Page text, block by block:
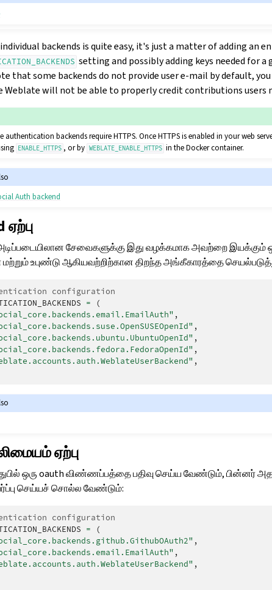
backends is quite easy, it's just a matter of adding an
setting and possibly adding keys needed for
that some backends do not provide user e-mail by default,
Weblate will not be able to properly credit contributions users
authentication backends require HTTPS. Once HTTPS is enabled in your web
ENABLE_HTTPS , or by WEBLATE_ENABLE_HTTPS in the Docker container.
Auth backend
சேவைகளுக்கு இது வழக்கமாக அவற்றை இயக்கும் ஒரு
உபுண்டு ஆகியவற்றிற்கான திறந்த அங்கீகாரத்தை
configuration
=
(
,
,
,
,
,
ஏற்பு
ஒரு oauth விண்ணப்பத்தை பதிவு செய்ய வேண்டும், பின்னர்
செய்யச் சொல்ல வேண்டும்:
configuration
=
(
,
,
,